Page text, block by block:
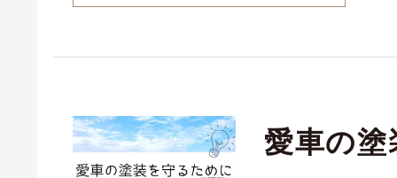
愛車の